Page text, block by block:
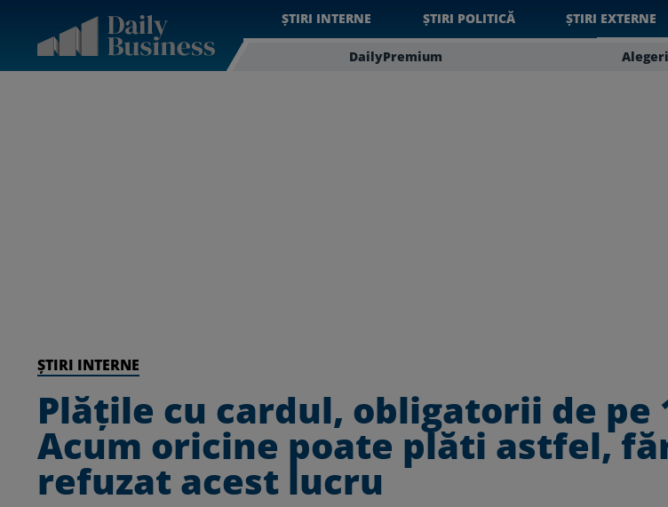
ȘTIRI INTERNE ȘTIRI POLITICĂ ȘTIRI EXTERNE
DailyPremium
ȘTIRI INTERNE
Plățile cu cardul, obligatorii de pe
Acum oricine poate plăti astfel,
refuzat acest lucru